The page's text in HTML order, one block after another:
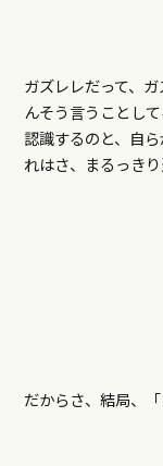
ガズレレだって、
んそう言うことし
認識するのと、自
れはさ、まるっきり
だからさ、結局、